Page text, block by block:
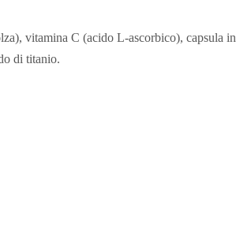
vitamina C (acido L-ascorbico), capsula in
di titanio.